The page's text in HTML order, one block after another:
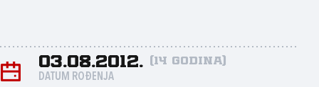
03.08.2012. (14 godina)
DATUM ROĐENJA